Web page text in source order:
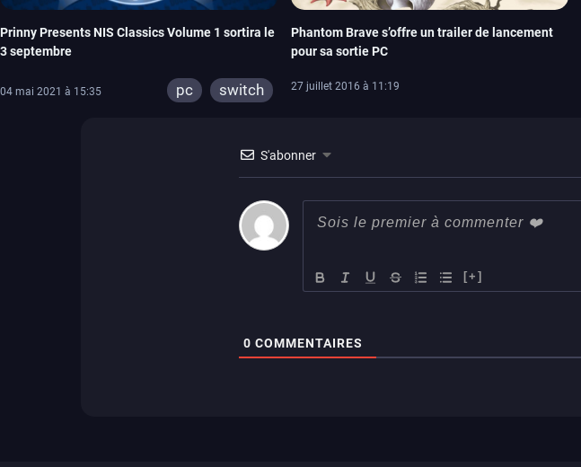
Prinny Presents NIS Classics Volume 1 sortira le
3 septembre
04 mai 2021 à 15:35 pc switch
Phantom Brave s’offre un trailer de lancement
pour sa sortie PC
27 juillet 2016 à 11:19
S'abonner
[+]
0 COMMENTAIRES